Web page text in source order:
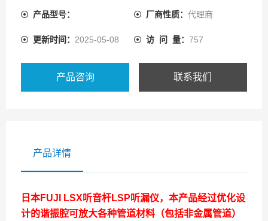
产品型号： 厂商性质： 代理商
更新时间： 2025-05-08 访 问 量： 757
产品咨询 联系我们
产品详情
日本FUJI LSX听音杆LSP听漏仪，本产品经过优化设
计的谐振腔可放大各种管道材料（包括非金属管道）